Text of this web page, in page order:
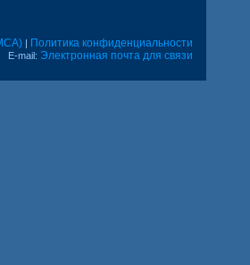
| Политика конфиденциальности
E-mail: Электронная почта для связи